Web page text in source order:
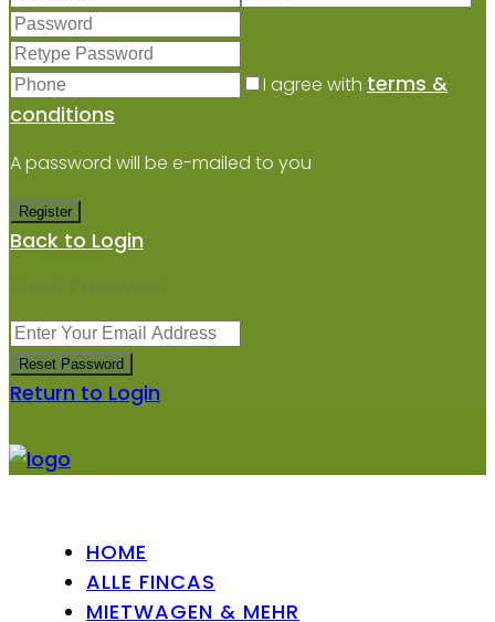
I agree with terms &
conditions
A password will be e-mailed to you
Register
Back to Login
Reset Password
Reset Password
Return to Login
HOME
ALLE FINCAS
MIETWAGEN & MEHR